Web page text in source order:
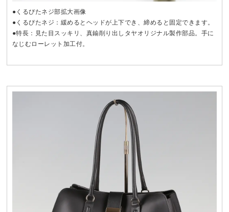
●くるぴたネジ部拡大画像
●くるぴたネジ：緩めるとヘッドが上下でき、締めると固定できます。
●特長：見た目スッキリ、真鍮削り出しタヤオリジナル製作部品。手に
なじむローレット加工付。